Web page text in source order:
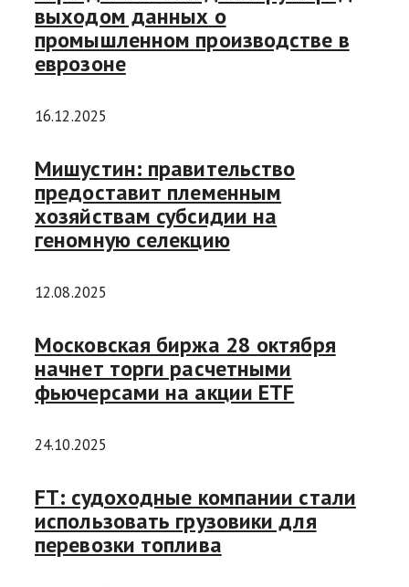
выходом данных о
промышленном производстве в
еврозоне
16.12.2025
Мишустин: правительство
предоставит племенным
хозяйствам субсидии на
геномную селекцию
12.08.2025
Московская биржа 28 октября
начнет торги расчетными
фьючерсами на акции ETF
24.10.2025
FT: судоходные компании стали
использовать грузовики для
перевозки топлива